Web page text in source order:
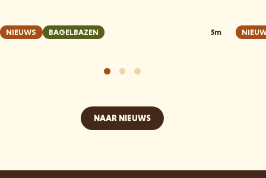
NIEUWS BAGELBAZEN 5m
NAAR NIEUWS